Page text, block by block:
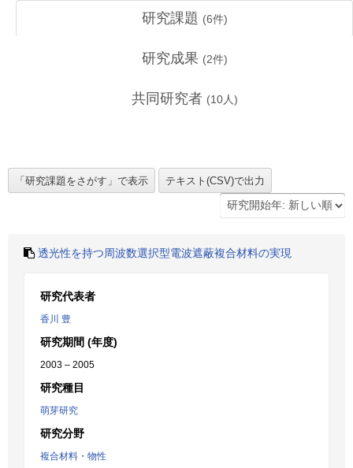
研究課題 (6件)
研究成果 (2件)
共同研究者 (10人)
透光性を持つ周波数選択型電波遮蔽複合材料の実現
研究代表者
香川 豊
研究期間 (年度)
2003 – 2005
研究種目
萌芽研究
研究分野
複合材料・物性